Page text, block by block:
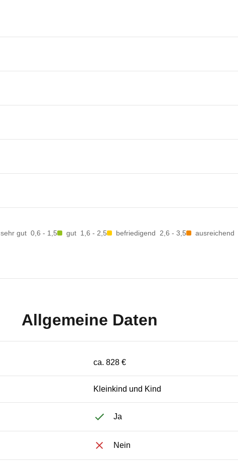
sehr gut 0,6 - 1,5 gut 1,6 - 2,5 befriedigend 2,6 - 3,5 ausreichend
Allgemeine Daten
ca. 828 €
Kleinkind und Kind
Ja
Nein